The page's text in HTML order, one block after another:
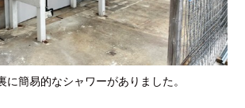
に簡易的なシャワーがありました。